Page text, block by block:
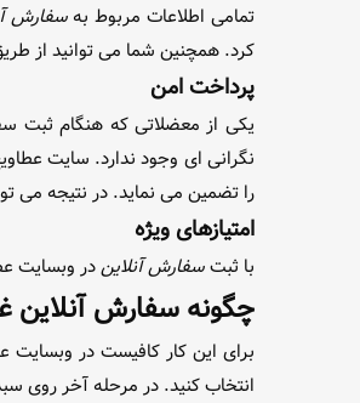
تمامی اطلاعات مربوط بهسفارش
کرد. همچنین شما می توانید از
پرداخت امن
یکی از معضلاتی که هنگام ثبت
نگرانی ای وجود ندارد. سایت
را تضمین می نماید. در نتیجه می
امتیازهای ویژه
با ثبتسفارش آنلایندر وبسایت
چگونه سفارش آنلاین
برای این کار کافیست در
انتخاب کنید. در مرحله آخر روی